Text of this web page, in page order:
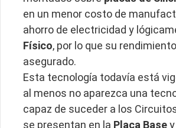
en un menor costo de
ahorro de electricidad y
Físico, por lo que su
asegurado.
Esta tecnología todavía está
al menos no aparezca una
capaz de suceder a los
se presentan en la Placa Base